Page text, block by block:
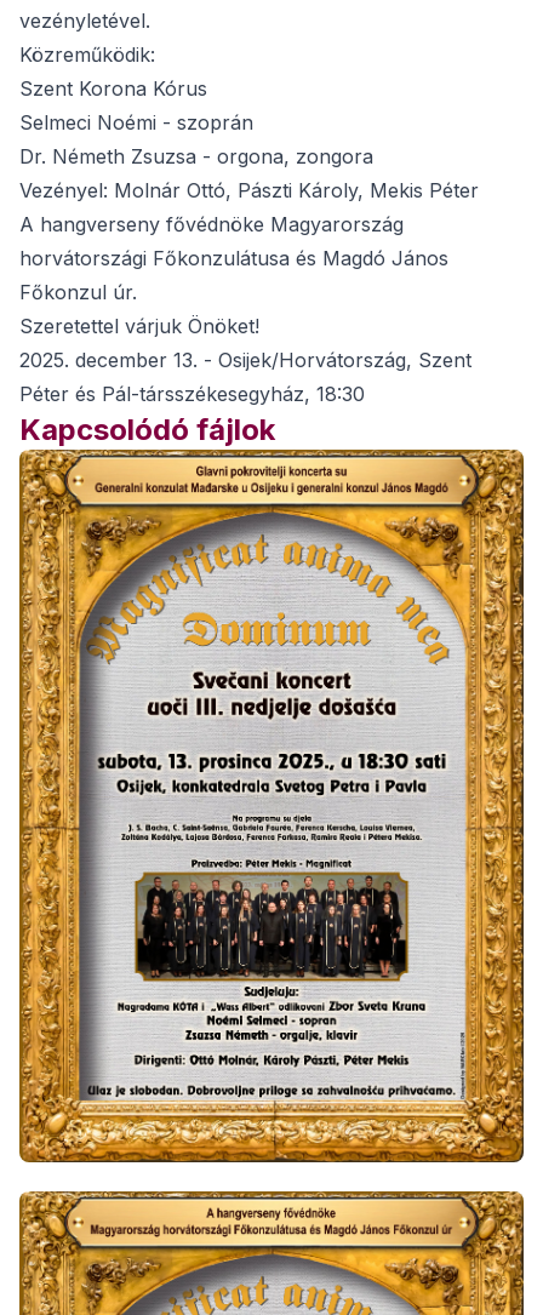
vezényletével.
Közreműködik:
Szent Korona Kórus
Selmeci Noémi - szoprán
Dr. Németh Zsuzsa - orgona, zongora
Vezényel: Molnár Ottó, Pászti Károly, Mekis Péter
A hangverseny fővédnöke Magyarország
horvátországi Főkonzulátusa és Magdó János
Főkonzul úr.
Szeretettel várjuk Önöket!
2025. december 13. - Osijek/Horvátország, Szent
Péter és Pál-társszékesegyház, 18:30
Kapcsolódó fájlok